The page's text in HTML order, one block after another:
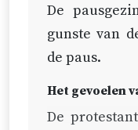
De
gunste van
de paus.
Het gevoelen
De